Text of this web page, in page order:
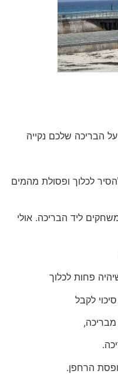
הבריכה שלכם נקייה
לכלוך ופסולת מהמים
ליד הבריכה. אולי
פחות לכלוך
לקבל
הרחפן.